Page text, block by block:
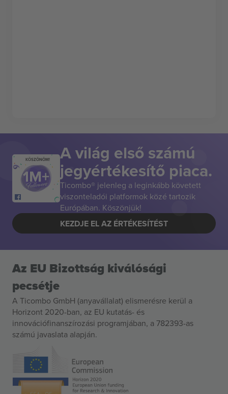
KÖSZÖNÖM! A világ első számú
jegyértékesítő piaca.
Ticombo® jelenleg a leginkább követett
viszonteladói platformok közé tartozik
Európában. Köszönjük!
KEZDJE EL AZ ÉRTÉKESÍTÉST
Az EU Bizottság kiválósági
pecsétje
A Ticombo GmbH (anyavállalat) elismerésre kerül a
Horizont 2020-ban, az EU kutatás- és
innovációfinanszírozási programjában, a 782393-as
számú javaslata alapján.